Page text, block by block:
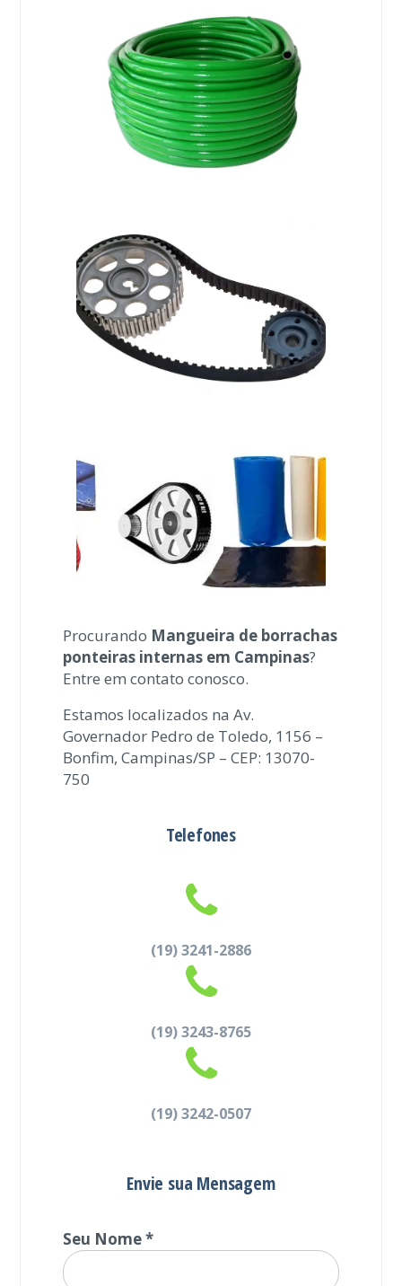
Procurando Mangueira de borrachas
ponteiras internas em Campinas?
Entre em contato conosco.
Estamos localizados na Av.
Governador Pedro de Toledo, 1156 –
Bonfim, Campinas/SP – CEP: 13070-
750
Telefones
(19) 3241-2886
(19) 3243-8765
(19) 3242-0507
Envie sua Mensagem
Seu Nome *